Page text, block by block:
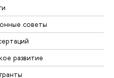
советы
развитие